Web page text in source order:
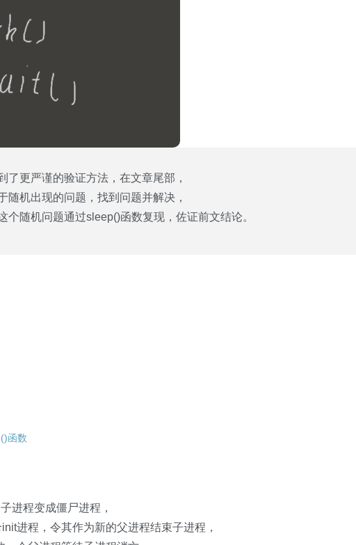
了更严谨的验证方法，在文章尾部，
随机出现的问题，找到问题并解决，
个随机问题通过sleep()函数复现，佐证前文结论。
函数
进程变成僵尸进程，
进程，令其作为新的父进程结束子进程，